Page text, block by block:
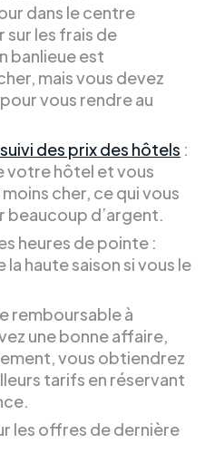
dans le centre
les frais de
banlieue est
mais vous devez
vous rendre au
des prix des hôtels :
votre hôtel et vous
cher, ce qui vous
beaucoup d’argent.
heures de pointe :
haute saison si vous le
remboursable à
une bonne affaire,
vous obtiendrez
tarifs en réservant
les offres de dernière